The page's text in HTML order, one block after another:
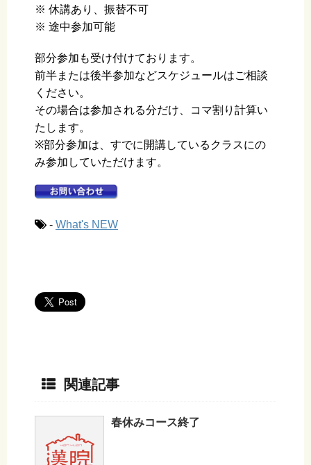
※ 休講あり、振替不可
※ 途中参加可能
部分参加も受け付けております。
前半または後半参加などスケジュールはご相談
ください。
その場合は参加される分だけ、コマ割り計算い
たします。
※部分参加は、すでに開講しているクラスにの
み参加していただけます。
- What's NEW
関連記事
春休みコース終了